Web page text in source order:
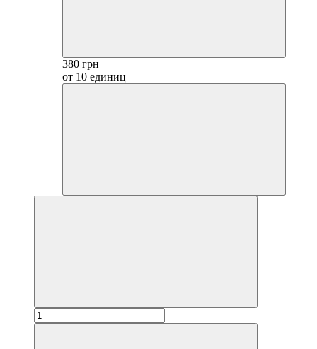
380 грн
от 10 единиц